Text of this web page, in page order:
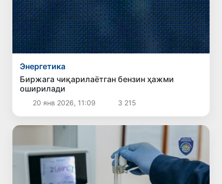
Энергетика
Биржага чиқарилаётган бензин ҳажми
оширилади
20 янв 2026, 11:09 3 215